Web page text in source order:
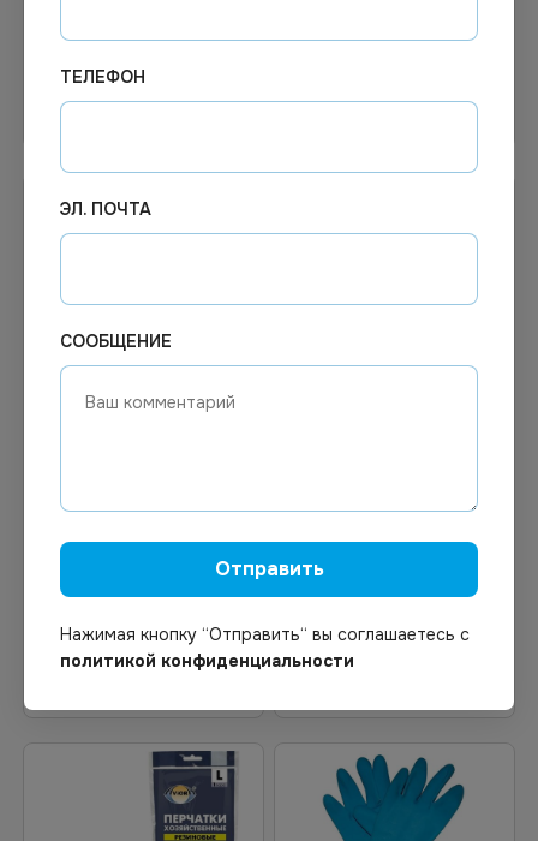
Узнать цену Узнать цену
Перчатки резино-
технические КЩС тип 2
Перчатки смотровые
латексные L 50пар/уп
ТЕЛЕФОН
ЭЛ. ПОЧТА
СООБЩЕНИЕ
Отправить
Нажимая кнопку “Отправить“ вы соглашаетесь с
политикой конфиденциальности